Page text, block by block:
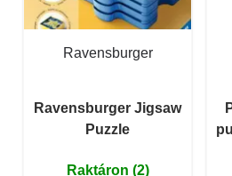
Ravensburger
Ravensburger Jigsaw
Puzzle
Raktáron (2)